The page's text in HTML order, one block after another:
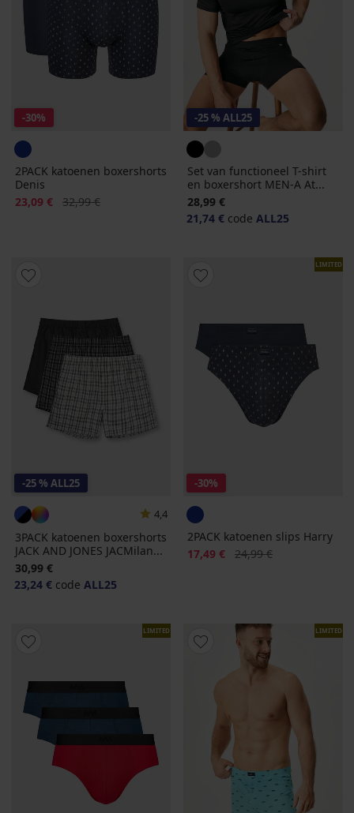
-30%
2PACK katoenen boxershorts
Denis
Korting
23,09 € Oorspronkelijke prijs
32,99 €
-25 % ALL25
Set van functioneel T-shirt
en boxershort MEN-A At...
28,99 €
21,74 € code ALL25
-25 % ALL25
4,4
3PACK katoenen boxershorts
JACK AND JONES JACMilan...
30,99 €
23,24 € code ALL25
LIMITED
-30%
2PACK katoenen slips Harry
Korting
17,49 € Oorspronkelijke prijs
24,99 €
LIMITED LIMITED